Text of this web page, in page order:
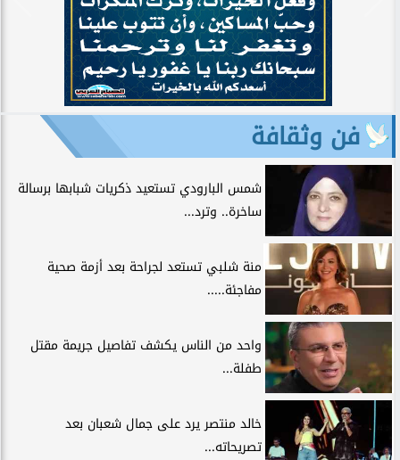
فن وثقافة
شمس البارودي تستعيد ذكريات شبابها برسالة
ساخرة.. وترد...
منة شلبي تستعد لجراحة بعد أزمة صحية
مفاجئة.....
واحد من الناس يكشف تفاصيل جريمة مقتل
طفلة...
خالد منتصر يرد على جمال شعبان بعد
تصريحاته...